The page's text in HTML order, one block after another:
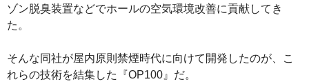
ゾン脱臭装置などでホールの空気環境改善に貢献してき
た。
そんな同社が屋内原則禁煙時代に向けて開発したのが、こ
れらの技術を結集した『OP100』だ。